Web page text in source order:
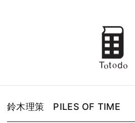
鈴木理策 PILES OF TIME